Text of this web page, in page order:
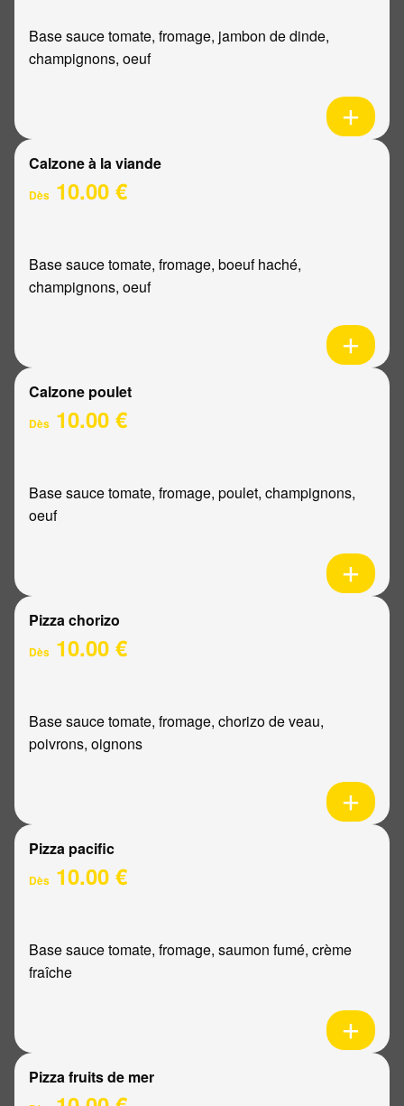
Base sauce tomate, fromage, jambon de dinde,
champignons, oeuf
Calzone à la viande
Dès 10.00 €
Base sauce tomate, fromage, boeuf haché,
champignons, oeuf
Calzone poulet
Dès 10.00 €
Base sauce tomate, fromage, poulet, champignons,
oeuf
Pizza chorizo
Dès 10.00 €
Base sauce tomate, fromage, chorizo de veau,
poivrons, oignons
Pizza pacific
Dès 10.00 €
Base sauce tomate, fromage, saumon fumé, crème
fraîche
Pizza fruits de mer